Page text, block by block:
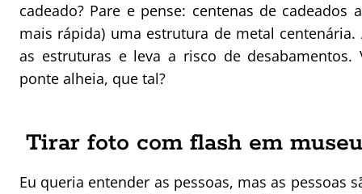
cadeado? Pare e pense: centenas de
mais rápida) uma estrutura de metal
as estruturas e leva a risco de
ponte alheia, que tal?
Tirar foto com flash em
Eu queria entender as pessoas, mas as pessoas